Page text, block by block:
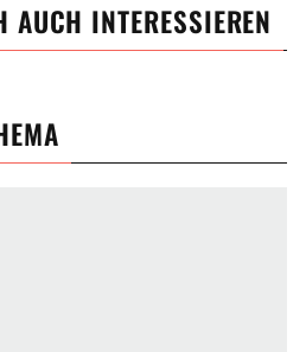
AUCH INTERESSIEREN